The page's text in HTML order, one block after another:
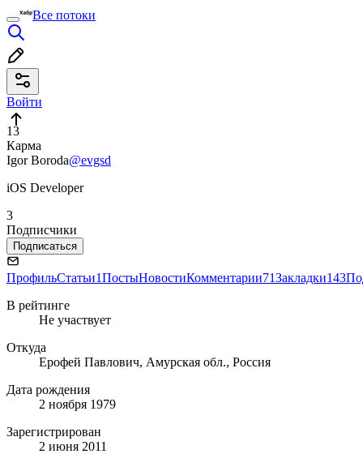
Все потоки
Войти
13
Карма
Igor Boroda@evgsd
iOS Developer
3
Подписчики
Подписаться
ПрофильСтатьи1ПостыНовостиКомментарии71Закладки143
В рейтинге
Не участвует
Откуда
Ерофей Павлович, Амурская обл., Россия
Дата рождения
2 ноября 1979
Зарегистрирован
2 июня 2011